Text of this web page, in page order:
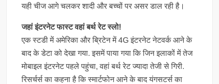
यही चीज आगे चलकर शादी और बच्चों पर असर डाल रही है।
जहां इंटरनेट फास्ट वहां बर्थ रेट स्लो!
एक स्टडी में अमेरिका और ब्रिटेन में 4G इंटरनेट नेटवर्क आने के
बाद के डेटा को देखा गया. इसमें पाया गया कि जिन इलाकों में तेज
मोबाइल इंटरनेट पहले पहुंचा, वहां बर्थ रेट ज्यादा तेजी से गिरी.
रिसर्चर्स का कहना है कि स्मार्टफोन आने के बाद यंगसटर्स का